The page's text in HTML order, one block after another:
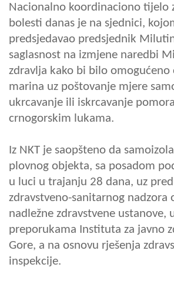
Nacionalno koordinaciono tijelo
bolesti danas je na sjednici,
predsjedavao predsjednik
saglasnost na izmjene naredbi
zdravlja kako bi bilo omogućeno
marina uz poštovanje mjere
ukrcavanje ili iskrcavanje
crnogorskim lukama.
Iz NKT je saopšteno da
plovnog objekta, sa posadom
u luci u trajanju 28 dana, uz
zdravstveno-sanitarnog nadzora
nadležne zdravstvene ustanove,
preporukama Instituta za javno
Gore, a na osnovu rješenja
inspekcije.